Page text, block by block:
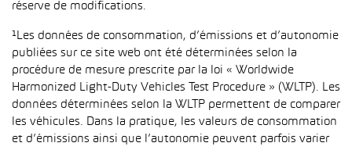
réserve de modifications.
¹Les données de consommation, d’émissions et d’autonomie
publiées sur ce site web ont été déterminées selon la
procédure de mesure prescrite par la loi « Worldwide
Harmonized Light-Duty Vehicles Test Procedure » (WLTP). Les
données déterminées selon la WLTP permettent de comparer
les véhicules. Dans la pratique, les valeurs de consommation
et d’émissions ainsi que l’autonomie peuvent parfois varier